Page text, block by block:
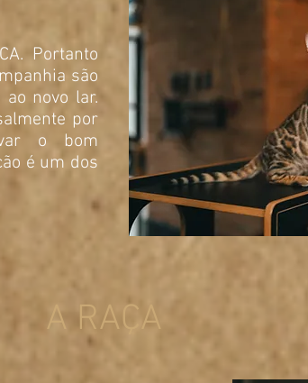
Portanto
são
novo lar.
por
o bom
é um dos
A RAÇA